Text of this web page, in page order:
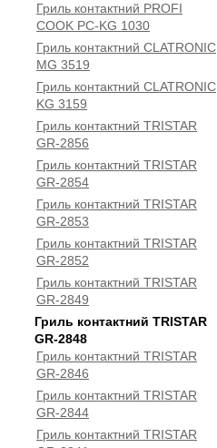
Гриль контактний PROFI
COOK PC-KG 1030
Гриль контактний CLATRONIC
МG 3519
Гриль контактний CLATRONIC
KG 3159
Гриль контактний TRISTAR
GR-2856
Гриль контактний TRISTAR
GR-2854
Гриль контактний TRISTAR
GR-2853
Гриль контактний TRISTAR
GR-2852
Гриль контактний TRISTAR
GR-2849
Гриль контактний TRISTAR
GR-2848
Гриль контактний TRISTAR
GR-2846
Гриль контактний TRISTAR
GR-2844
Гриль контактний TRISTAR